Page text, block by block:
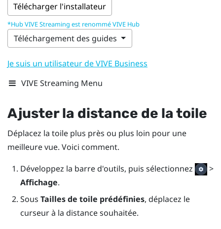
Télécharger l'installateur
*Hub VIVE Streaming est renommé VIVE Hub
Téléchargement des guides
Je suis un utilisateur de VIVE Business
VIVE Streaming Menu
Ajuster la distance de la toile
Déplacez la toile plus près ou plus loin pour une
meilleure vue. Voici comment.
Développez la barre d'outils, puis sélectionnez
>
Affichage.
Sous Tailles de toile prédéfinies, déplacez le
curseur à la distance souhaitée.